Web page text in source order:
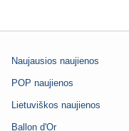
Naujausios naujienos
POP naujienos
Lietuviškos naujienos
Ballon d'Or